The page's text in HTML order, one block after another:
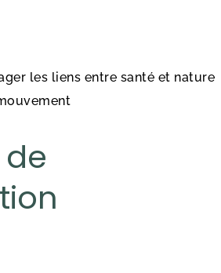
les liens entre santé et nature